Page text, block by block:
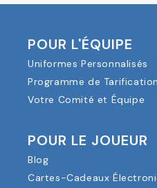
POUR L'ÉQUIPE
Uniformes Personnalisés
Programme de
Votre Comité et Équipe
POUR LE JOUEUR
Blog
Cartes-Cadeaux